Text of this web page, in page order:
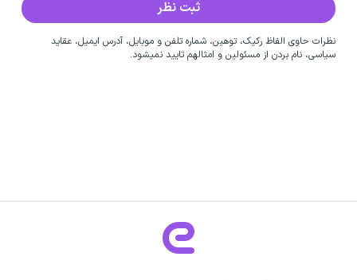
نظرات حاوی الفاظ رکیک، توهین، شماره تلفن و موبایل، آدرس ایمیل، عقاید
سیاسی، نام بردن از مسئولین و امثالهم تایید نمیشود.